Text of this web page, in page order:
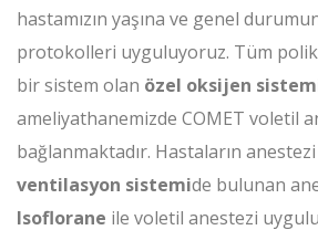
hastamızın yaşına ve genel
protokolleri uyguluyoruz. Tüm
bir sistem olan özel oksijen
ameliyathanemizde COMET voletil
bağlanmaktadır. Hastaların
ventilasyon sistemide bulunan
Isoflorane ile voletil anestezi